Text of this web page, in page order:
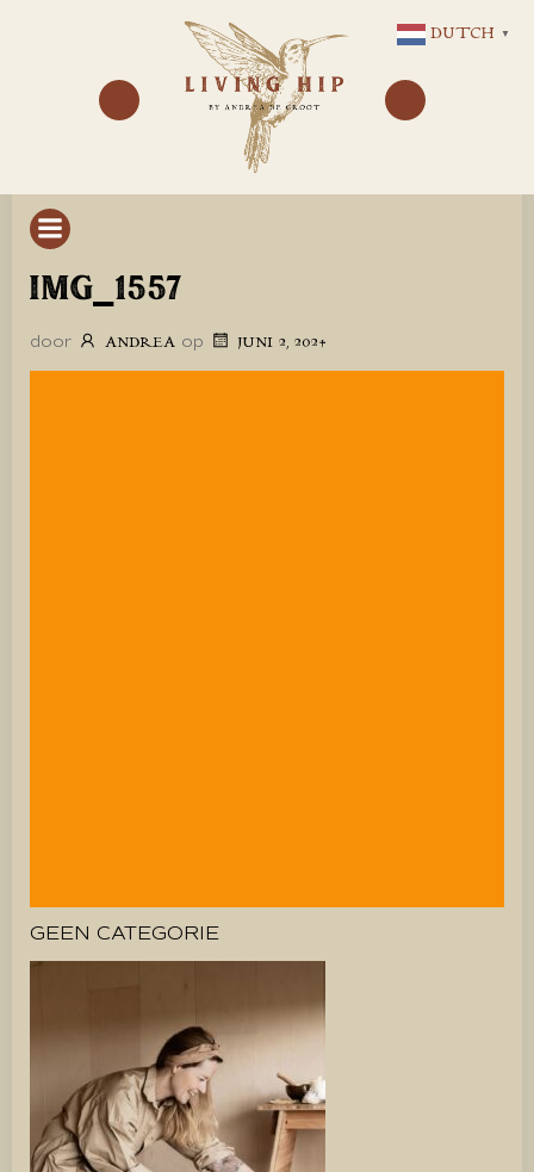
NAAR
DE
INHOUD
IMG_1557
door ANDREA op JUNI 2, 2024
GEEN CATEGORIE
DUTCH ▼